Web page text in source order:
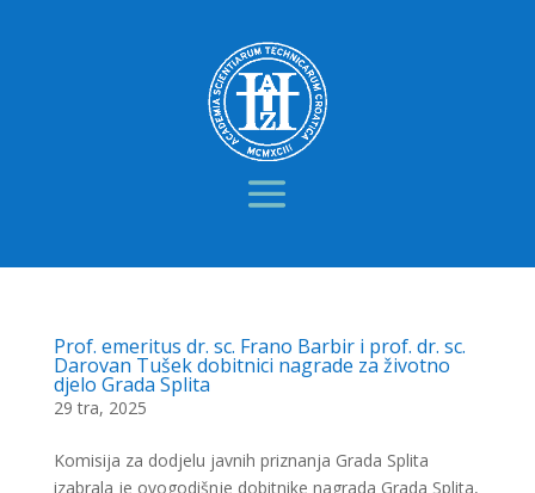
Prof. emeritus dr. sc. Frano Barbir i prof. dr. sc.
Darovan Tušek dobitnici nagrade za životno
djelo Grada Splita
29 tra, 2025
Komisija za dodjelu javnih priznanja Grada Splita
izabrala je ovogodišnje dobitnike nagrada Grada Splita,